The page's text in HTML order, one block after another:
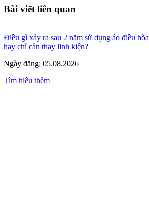
Bài viết liên quan
Điều gì xảy ra sau 2 năm sử dụng áo điều
hay chỉ cần thay linh kiện?
Ngày đăng: 05.08.2026
Tìm hiểu thêm